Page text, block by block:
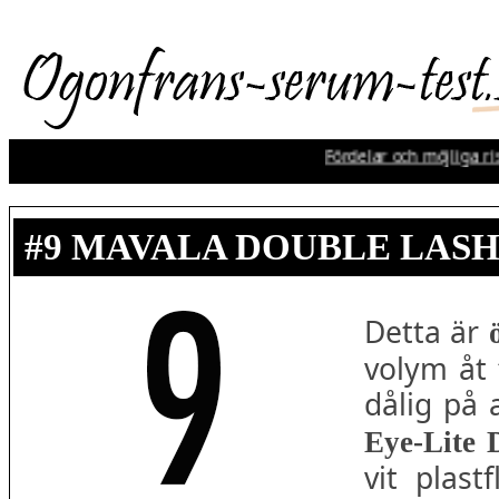
Fördelar och möjliga
#9 MAVALA DOUBLE
Detta är
volym åt
dålig på
Eye-Lite
vit